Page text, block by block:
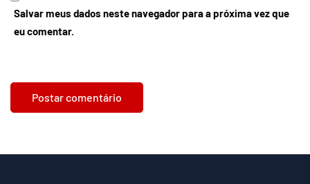
Salvar meus dados neste navegador para a próxima vez que
eu comentar.